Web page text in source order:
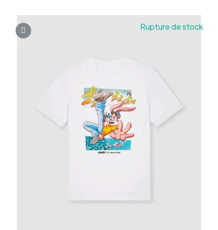
Rupture de stock